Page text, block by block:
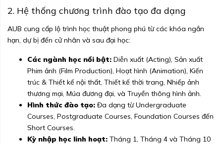
2. Hệ thống chương trình đào tạo đa dạng
AUB cung cấp lộ trình học thuật phong phú từ các khóa ngắn
hạn, dự bị đến cử nhân và sau đại học:
Các ngành học nổi bật: Diễn xuất (Acting), Sản xuất
Phim ảnh (Film Production), Hoạt hình (Animation), Kiến
trúc & Thiết kế nội thất, Thiết kế thời trang, Nhiếp ảnh
thương mại, Múa đương đại, và Truyền thông hình ảnh.
Hình thức đào tạo: Đa dạng từ Undergraduate
Courses, Postgraduate Courses, Foundation Courses đến
Short Courses.
Kỳ nhập học linh hoạt: Tháng 1, Tháng 4 và Tháng 10